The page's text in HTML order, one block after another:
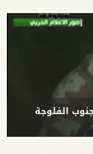
الفلوجة